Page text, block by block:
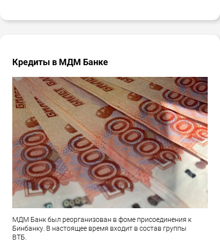
Кредиты в МДМ Банке
МДМ Банк был реорганизован в фоме присоединения к
Бинбанку. В настоящее время входит в состав группы
ВТБ.